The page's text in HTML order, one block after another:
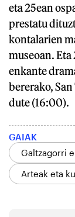
eta 25ean
prestatu
kontalarien
museoan.
enkante
bererako,
dute (16:00).
GAIAK
Galtzagorri
Arteak eta